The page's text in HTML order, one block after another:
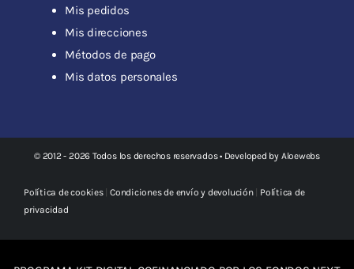
Mis pedidos
Mis direcciones
Métodos de pago
Mis datos personales
© 2012 - 2026 Todos los derechos reservados • Developed by Aloewebs
Política de cookies|Condiciones de envío y devolución| Política de
privacidad